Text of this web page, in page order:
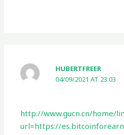
HUBERTFREER
04/09/2021 AT 23:03
http://www.gucn.cn/home/
url=https://